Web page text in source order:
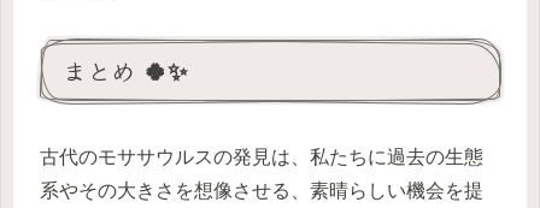
まとめ 🍀✨
古代のモササウルスの発見は、私たちに過去の生態
系やその大きさを想像させる、素晴らしい機会を提